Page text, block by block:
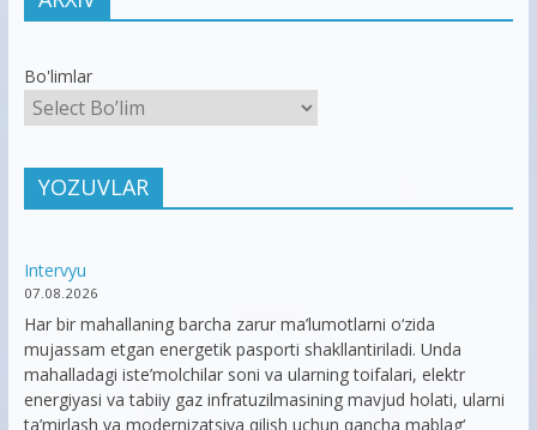
Bo'limlar
YOZUVLAR
Intervyu
07.08.2026
Har bir mahallaning barcha zarur ma’lumotlarni o‘zida
mujassam etgan energetik pasporti shakllantiriladi. Unda
mahalladagi iste’molchilar soni va ularning toifalari, elektr
energiyasi va tabiiy gaz infratuzilmasining mavjud holati, ularni
ta’mirlash va modernizatsiya qilish uchun qancha mablag‘